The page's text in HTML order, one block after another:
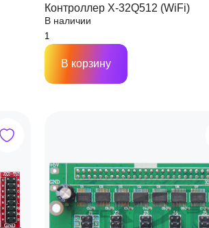
Контроллер X-32Q512 (WiFi)
В наличии
В корзину